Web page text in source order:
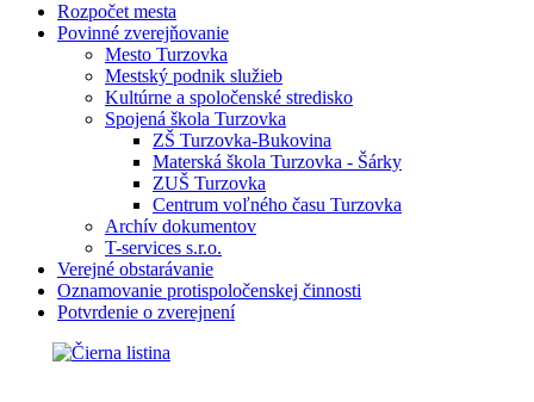
Rozpočet mesta
Povinné zverejňovanie
Mesto Turzovka
Mestský podnik služieb
Kultúrne a spoločenské stredisko
Spojená škola Turzovka
ZŠ Turzovka-Bukovina
Materská škola Turzovka - Šárky
ZUŠ Turzovka
Centrum voľného času Turzovka
Archív dokumentov
T-services s.r.o.
Verejné obstarávanie
Oznamovanie protispoločenskej činnosti
Potvrdenie o zverejnení